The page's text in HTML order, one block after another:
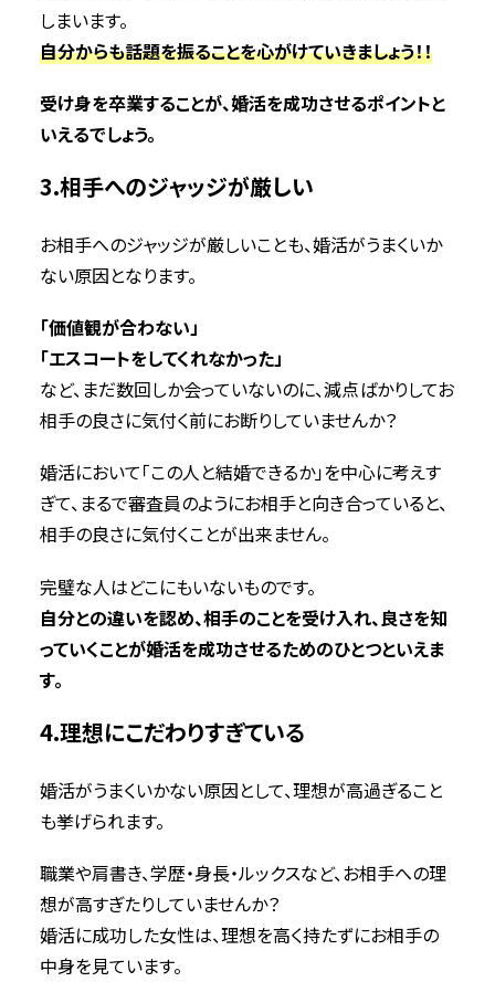
しまいます。
自分からも話題を振ることを心がけていきましょう！！
受け身を卒業することが、婚活を成功させるポイントと
いえるでしょう。
3.相手へのジャッジが厳しい
お相手へのジャッジが厳しいことも、婚活がうまくいか
ない原因となります。
「価値観が合わない」
「エスコートをしてくれなかった」
など、まだ数回しか会っていないのに、減点ばかりしてお
相手の良さに気付く前にお断りしていませんか？
婚活において「この人と結婚できるか」を中心に考えす
ぎて、まるで審査員のようにお相手と向き合っていると、
相手の良さに気付くことが出来ません。
完璧な人はどこにもいないものです。
自分との違いを認め、相手のことを受け入れ、良さを知
っていくことが婚活を成功させるためのひとつといえま
す。
4.理想にこだわりすぎている
婚活がうまくいかない原因として、理想が高過ぎること
も挙げられます。
職業や肩書き、学歴・身長・ルックスなど、お相手への理
想が高すぎたりしていませんか？
婚活に成功した女性は、理想を高く持たずにお相手の
中身を見ています。